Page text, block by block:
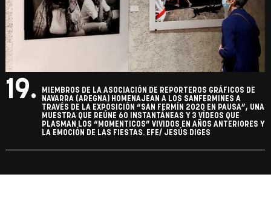
19.
MIEMBROS DE LA ASOCIACIÓN DE REPORTEROS GRÁFICOS DE
NAVARRA (AREGNA) HOMENAJEAN A LOS SANFERMINES A
TRAVÉS DE LA EXPOSICIÓN “SAN FERMÍN 2020 EN PAUSA”, UNA
MUESTRA QUE REÚNE 60 INSTANTÁNEAS Y 3 VÍDEOS QUE
PLASMAN LOS “MOMENTICOS” VIVIDOS EN AÑOS ANTERIORES Y
LA EMOCIÓN DE LAS FIESTAS. EFE/ JESÚS DIGES